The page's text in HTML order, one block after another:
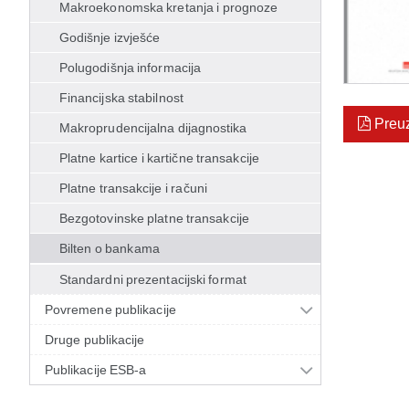
Makroekonomska kretanja i prognoze
Godišnje izvješće
Polugodišnja informacija
Financijska stabilnost
Makroprudencijalna dijagnostika
Platne kartice i kartične transakcije
Platne transakcije i računi
Bezgotovinske platne transakcije
Bilten o bankama
Standardni prezentacijski format
Povremene publikacije
Druge publikacije
Publikacije ESB-a